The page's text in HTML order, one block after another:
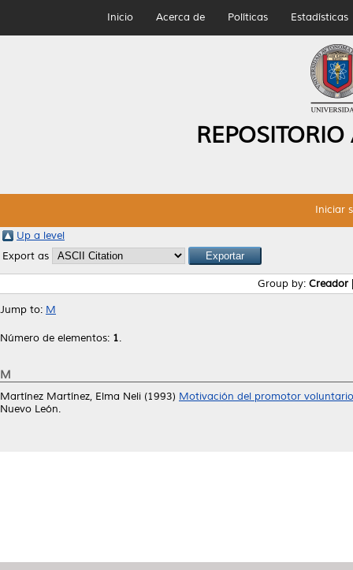
Inicio Acerca de Políticas Estadísticas
Iniciar
Up a level
Export as
Group by: Creador
Jump to: M
Número de elementos: 1.
M
Martínez Martínez, Elma Neli (1993) Motivación del promotor
Nuevo León.